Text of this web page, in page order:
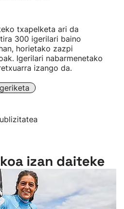
txapelketa ari da
300 igerilari baino
horietako zazpi
Igerilari nabarmenetako
izango da.
izan daiteke